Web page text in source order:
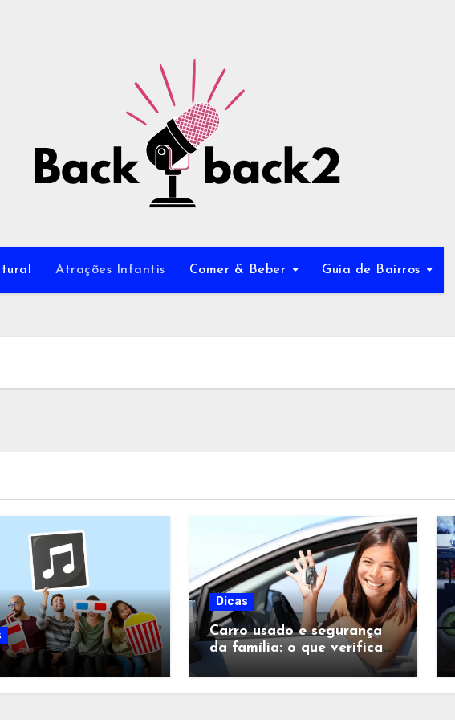
Atrações Infantis Comer & Beber Guia de Bairros
Dicas
Carro usado e segurança
da família: o que verificar
antes da compra